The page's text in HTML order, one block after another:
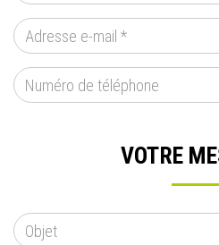
ADRESSE E-MAIL
NUMÉRO DE TÉLÉPHONE
VOTRE
OBJET